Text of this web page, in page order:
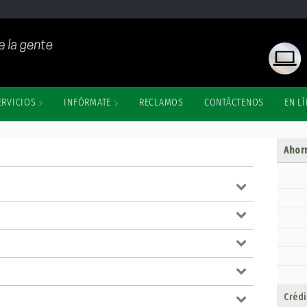
INFÓRMATE RECLAMOS CONTÁCTENOS EN